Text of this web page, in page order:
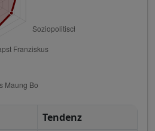
Tendenz